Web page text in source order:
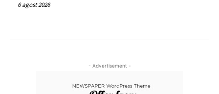
6 agost 2026
- Advertisement -